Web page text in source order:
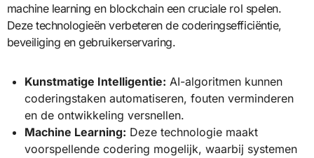
machine learning en blockchain een cruciale rol spelen.
Deze technologieën verbeteren de coderingsefficiëntie,
beveiliging en gebruikerservaring.
Kunstmatige Intelligentie: AI-algoritmen kunnen
coderingstaken automatiseren, fouten verminderen
en de ontwikkeling versnellen.
Machine Learning: Deze technologie maakt
voorspellende codering mogelijk, waarbij systemen